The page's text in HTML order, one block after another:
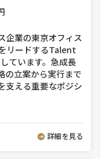
企業の東京オフィス
リードするTalent
ています。急成長
の立案から実行まで
支える重要なポジシ
詳細を見る